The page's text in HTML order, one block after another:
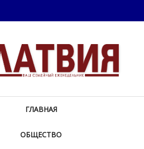
ГЛАВНАЯ
ОБЩЕСТВО